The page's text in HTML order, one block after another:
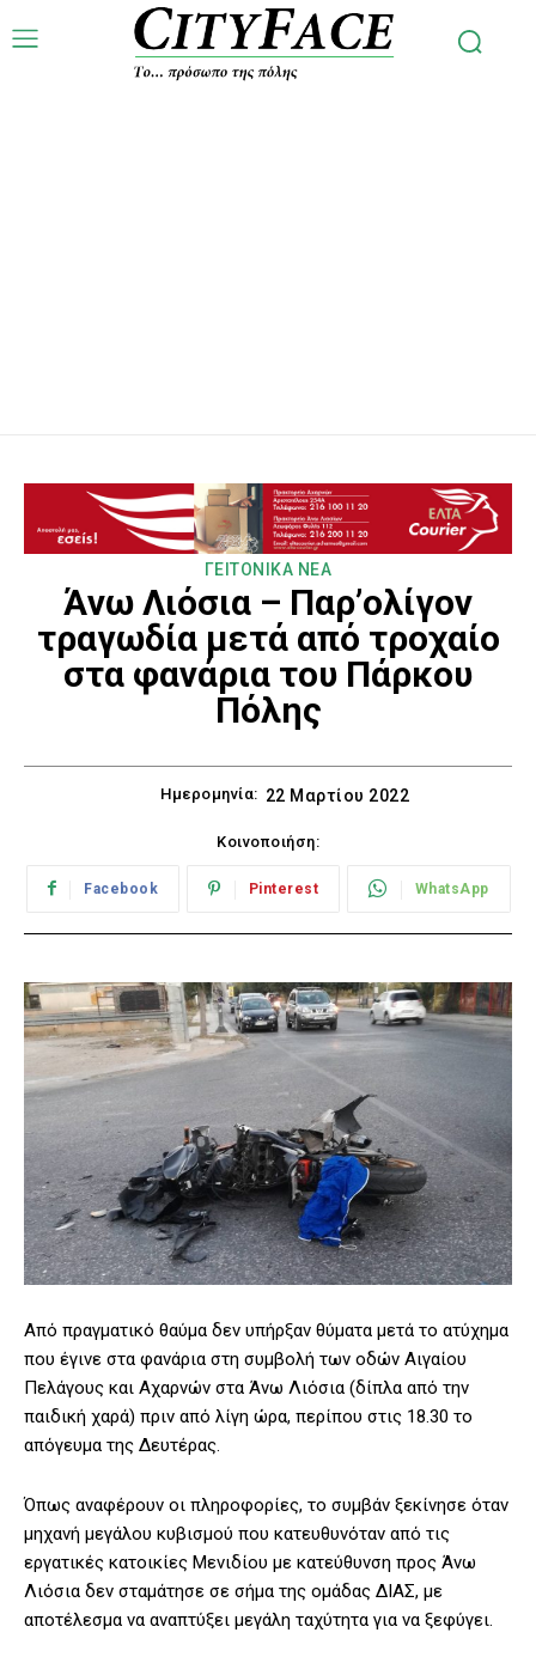
ΓΕΙΤΟΝΙΚΑ ΝΕΑ
Άνω Λιόσια – Παρ’ολίγον
τραγωδία μετά από τροχαίο
στα φανάρια του Πάρκου
Πόλης
Ημερομηνία: 22 Μαρτίου 2022
Κοινοποιήση:
Facebook Pinterest WhatsApp
Από πραγματικό θαύμα δεν υπήρξαν θύματα μετά το ατύχημα
που έγινε στα φανάρια στη συμβολή των οδών Αιγαίου
Πελάγους και Αχαρνών στα Άνω Λιόσια (δίπλα από την
παιδική χαρά) πριν από λίγη ώρα, περίπου στις 18.30 το
απόγευμα της Δευτέρας.
Όπως αναφέρουν οι πληροφορίες, το συμβάν ξεκίνησε όταν
μηχανή μεγάλου κυβισμού που κατευθυνόταν από τις
εργατικές κατοικίες Μενιδίου με κατεύθυνση προς Άνω
Λιόσια δεν σταμάτησε σε σήμα της ομάδας ΔΙΑΣ, με
αποτέλεσμα να αναπτύξει μεγάλη ταχύτητα για να ξεφύγει.